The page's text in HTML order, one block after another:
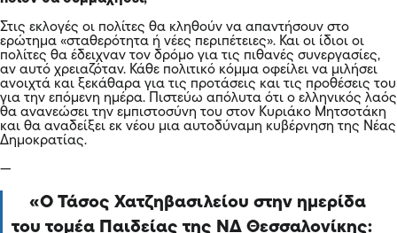
Στις εκλογές οι πολίτες θα κληθούν να απαντήσουν στο
ερώτημα «σταθερότητα ή νέες περιπέτειες». Και οι ίδιοι οι
πολίτες θα έδειχναν τον δρόμο για τις πιθανές συνεργασίες,
αν αυτό χρειαζόταν. Κάθε πολιτικό κόμμα οφείλει να μιλήσει
ανοιχτά και ξεκάθαρα για τις προτάσεις και τις προθέσεις του
για την επόμενη ημέρα. Πιστεύω απόλυτα ότι ο ελληνικός λαός
θα ανανεώσει την εμπιστοσύνη του στον Κυριάκο Μητσοτάκη
και θα αναδείξει εκ νέου μια αυτοδύναμη κυβέρνηση της Νέας
Δημοκρατίας.
—
Ο Τάσος Χατζηβασιλείου στην ημερίδα
του τομέα Παιδείας της ΝΔ Θεσσαλονίκης: